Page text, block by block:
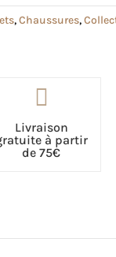
,Chaussures,

Livraison
à partir
de 75€